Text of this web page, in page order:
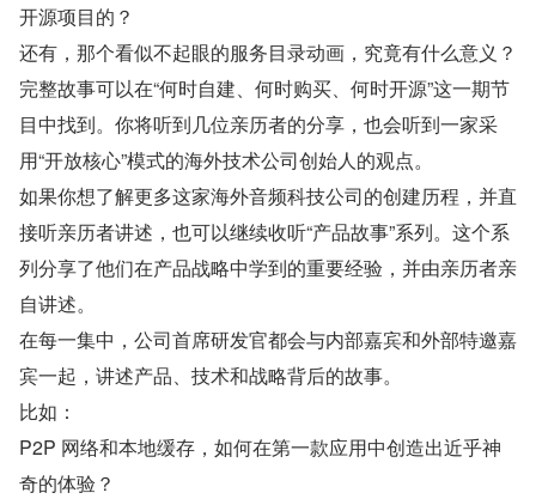
开源项目的？
还有，那个看似不起眼的服务目录动画，究竟有什么意义？
完整故事可以在“何时自建、何时购买、何时开源”这一期节
目中找到。你将听到几位亲历者的分享，也会听到一家采
用“开放核心”模式的海外技术公司创始人的观点。
如果你想了解更多这家海外音频科技公司的创建历程，并直
接听亲历者讲述，也可以继续收听“产品故事”系列。这个系
列分享了他们在产品战略中学到的重要经验，并由亲历者亲
自讲述。
在每一集中，公司首席研发官都会与内部嘉宾和外部特邀嘉
宾一起，讲述产品、技术和战略背后的故事。
比如：
P2P 网络和本地缓存，如何在第一款应用中创造出近乎神
奇的体验？